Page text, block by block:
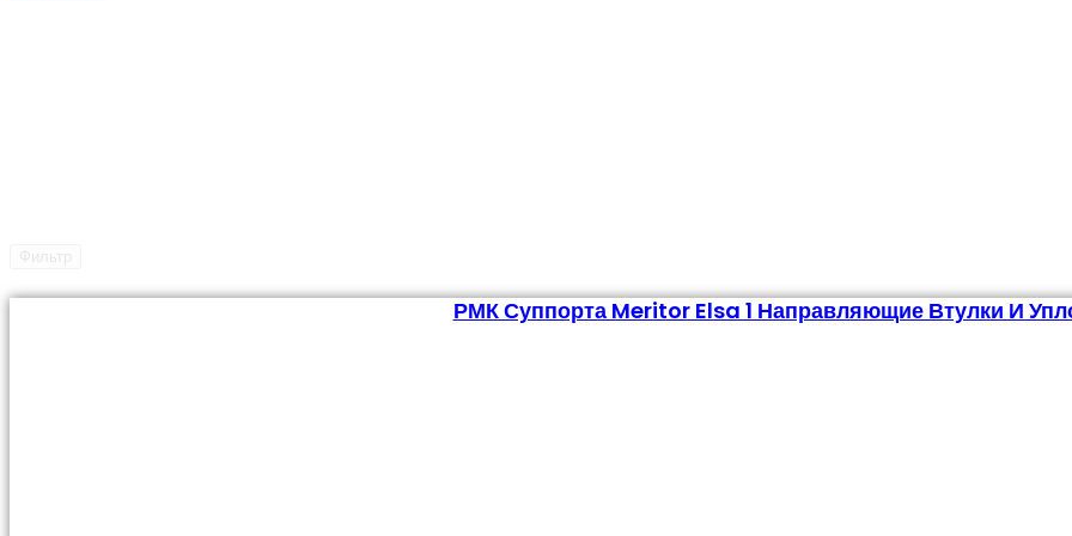
РМК Суппорта Meritor Elsa 1 Направляющие Втулки И